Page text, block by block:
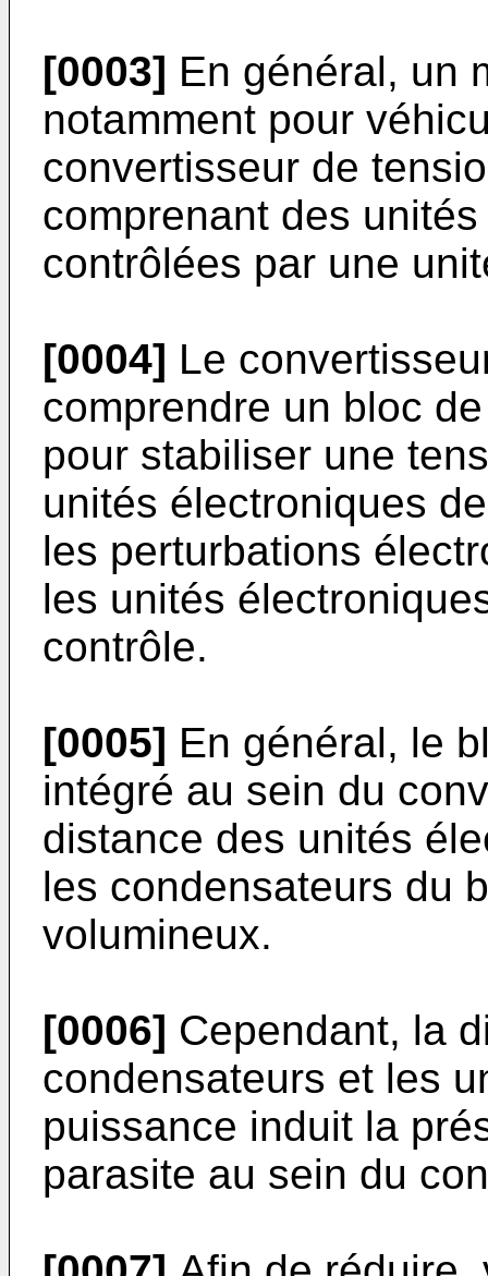
[0003] En général, un
notamment pour
convertisseur de
comprenant des
contrôlées par une
[0004] Le
comprendre un bloc
pour stabiliser une
unités électroniques
les perturbations
les unités
contrôle.
[0005] En général, le
intégré au sein du
distance des unités
les condensateurs du
volumineux.
[0006] Cependant, la
condensateurs et les
puissance induit la
parasite au sein du